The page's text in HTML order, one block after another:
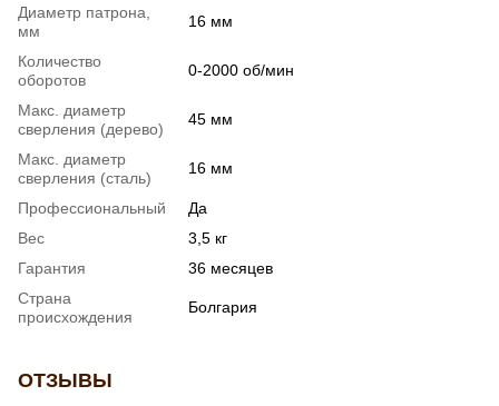
Диаметр патрона,
мм
16 мм
Количество
оборотов
0-2000 об/мин
Макс. диаметр
сверления (дерево)
45 мм
Макс. диаметр
сверления (сталь)
16 мм
Профессиональный
Да
Вес
3,5 кг
Гарантия
36 месяцев
Страна
происхождения
Болгария
ОТЗЫВЫ